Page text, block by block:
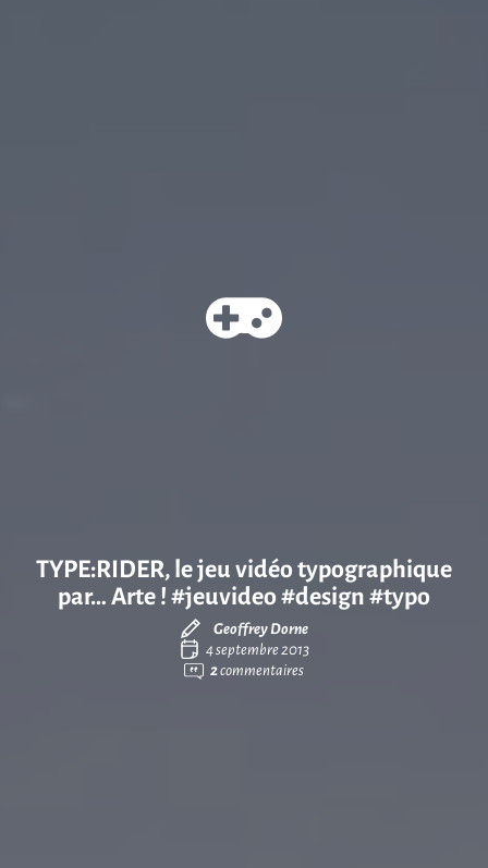
TYPE:RIDER, le jeu vidéo typographique
par… Arte ! #jeuvideo #design #typo
Geoffrey Dorne
4 septembre 2013
2commentaires